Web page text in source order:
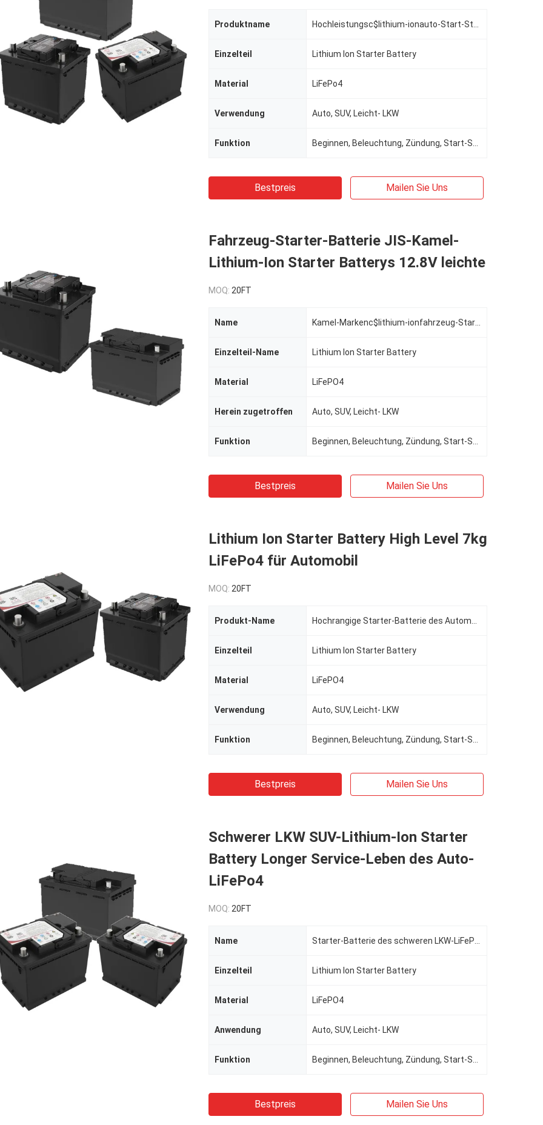
Produktname
Einzelteil Lithium Ion Starter Battery
Material LiFePo4
Verwendung Auto, SUV, Leicht- LKW
Funktion
Bestpreis Mailen Sie Uns
Fahrzeug-Starter-Batterie JIS-Kamel-
Lithium-Ion Starter Batterys 12.8V leichte
MOQ: 20FT
Name
Einzelteil-Name Lithium Ion Starter Battery
Material LiFePO4
Herein zugetroffen Auto, SUV, Leicht- LKW
Funktion
Bestpreis Mailen Sie Uns
Lithium Ion Starter Battery High Level 7kg
LiFePo4 für Automobil
MOQ: 20FT
Produkt-Name
Einzelteil Lithium Ion Starter Battery
Material LiFePO4
Verwendung Auto, SUV, Leicht- LKW
Funktion
Bestpreis Mailen Sie Uns
Schwerer LKW SUV-Lithium-Ion Starter
Battery Longer Service-Leben des Auto-
LiFePo4
MOQ: 20FT
Name
Einzelteil Lithium Ion Starter Battery
Material LiFePO4
Anwendung Auto, SUV, Leicht- LKW
Funktion
Bestpreis Mailen Sie Uns